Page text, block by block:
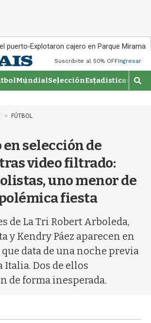
puerto Explotaron cajero en Parque Miramar
Suscribite al 50% OFFIngresar
MundialSelecciónEstadisticas
M
o
FÚTBOL
selección de
video filtrado:
uno menor de
fiesta
de La Tri Robert Arboleda,
y Kendry Páez aparecen en
data de una noche previa
Italia. Dos de ellos
de forma inesperada.